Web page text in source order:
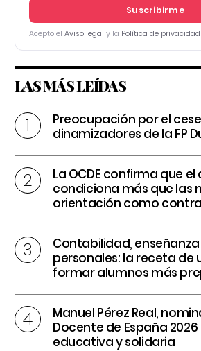
Suscribirme
Acepto el Aviso legal y la Política de privacidad
LAS MÁS LEÍDAS
Preocupación por el
dinamizadores de la FP
La OCDE confirma que
condiciona más que las
orientación como
Contabilidad,
personales: la receta de
formar alumnos más
Manuel Pérez Real,
Docente de España
educativa y solidaria